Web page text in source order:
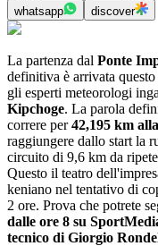
whatsapp discover
La partenza dal Ponte
definitiva è arrivata
gli esperti meteorologi
Kipchoge. La parola
correre per42,195 km
raggiungere dallo start la
circuito di 9,6 km da
Questo il teatro
keniano nel tentativo di
2 ore. Prova che potrete
dalle ore 8 su
tecnico di Giorgio